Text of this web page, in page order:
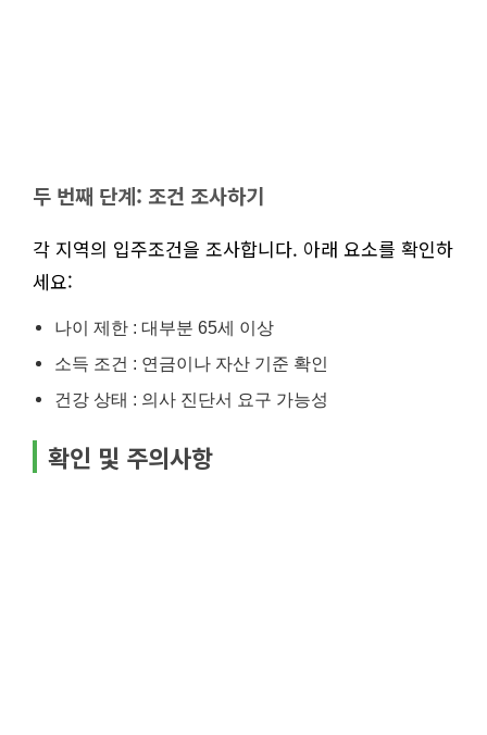
두 번째 단계: 조건 조사하기
각 지역의 입주조건을 조사합니다. 아래 요소를 확인하
세요:
나이 제한 : 대부분 65세 이상
소득 조건 : 연금이나 자산 기준 확인
건강 상태 : 의사 진단서 요구 가능성
확인 및 주의사항